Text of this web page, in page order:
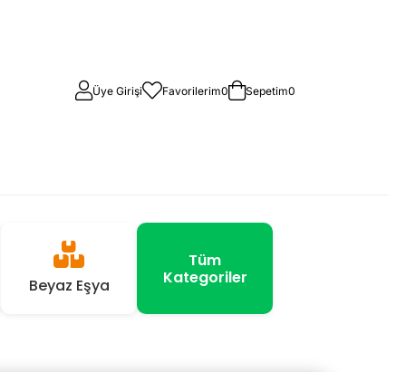
Üye Girişi Favorilerim0 Sepetim0
Beyaz Eşya
Tüm
Kategoriler